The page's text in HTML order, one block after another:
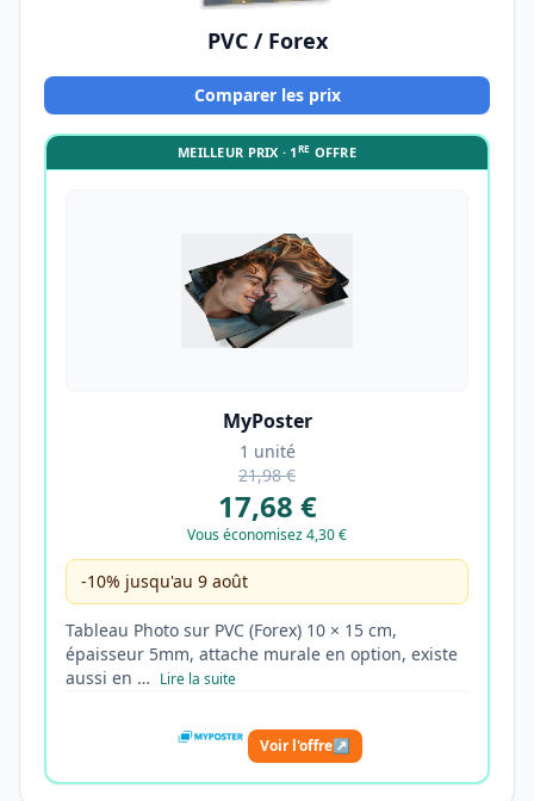
PVC / Forex
Comparer les prix
MEILLEUR PRIX · 1RE OFFRE
MyPoster
1 unité
21,98 €
17,68 €
Vous économisez 4,30 €
-10% jusqu'au 9 août
Tableau Photo sur PVC (Forex) 10 × 15 cm,
épaisseur 5mm, attache murale en option, existe
aussi en … Lire la suite
Voir l'offre↗